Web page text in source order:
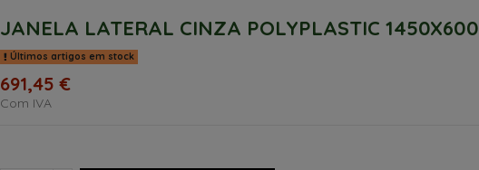
JANELA LATERAL CINZA POLYPLASTIC 1450X600
Últimos artigos em stock
691,45 €
Com IVA